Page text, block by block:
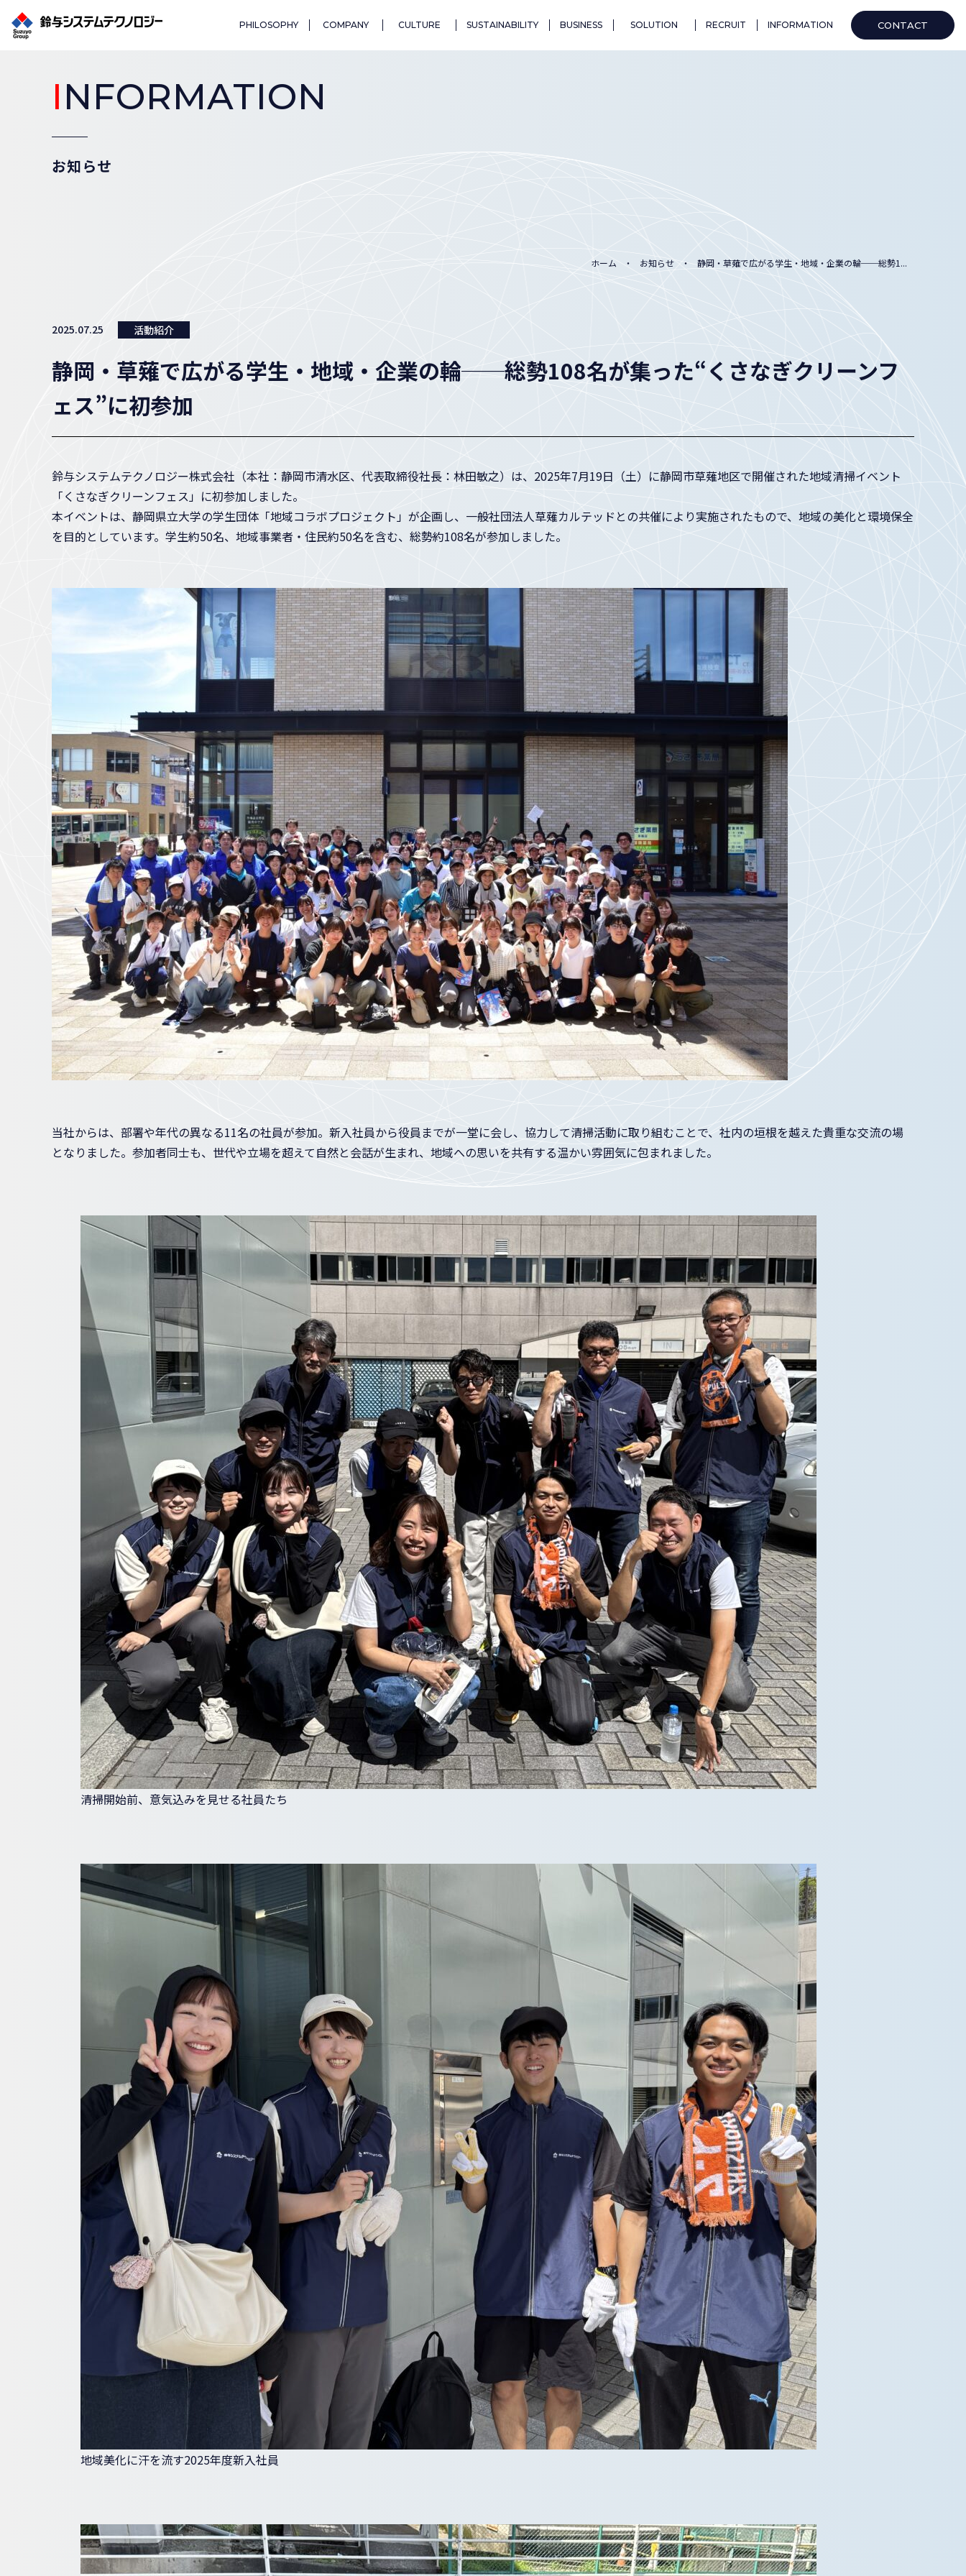
PHILOSOPHY COMPANY CULTURE SUSTAINABILITY BUSINESS SOLUTION RECRUIT INFORMATION CONTACT
INFORMATION
お知らせ
ホーム お知らせ 静岡・草薙で広がる学生・地域・企業の輪──総勢1...
2025.07.25 活動紹介
静岡・草薙で広がる学生・地域・企業の輪──総勢108名が集った“くさなぎクリーンフ
ェス”に初参加
鈴与システムテクノロジー株式会社（本社：静岡市清水区、代表取締役社長：林田敏之）は、2025年7月19日（土）に静岡市草薙地区で開催された地域清掃イベント
「くさなぎクリーンフェス」に初参加しました。
本イベントは、静岡県立大学の学生団体「地域コラボプロジェクト」が企画し、一般社団法人草薙カルテッドとの共催により実施されたもので、地域の美化と環境保全
を目的としています。学生約50名、地域事業者・住民約50名を含む、総勢約108名が参加しました。
当社からは、部署や年代の異なる11名の社員が参加。新入社員から役員までが一堂に会し、協力して清掃活動に取り組むことで、社内の垣根を越えた貴重な交流の場
となりました。参加者同士も、世代や立場を超えて自然と会話が生まれ、地域への思いを共有する温かい雰囲気に包まれました。
清掃開始前、意気込みを見せる社員たち
地域美化に汗を流す2025年度新入社員